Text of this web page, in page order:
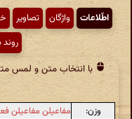
اطّلاعات واژگان تصاویر
روند
با انتخاب متن و لمس
وزن:
مفاعیلن مفاعیلن